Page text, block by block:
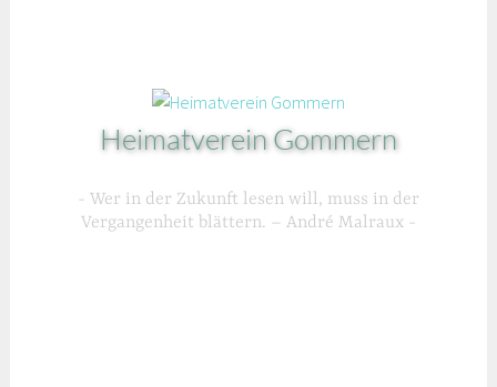
Heimatverein Gommern
Wer in der Zukunft lesen will, muss in der
Vergangenheit blättern. – André Malraux